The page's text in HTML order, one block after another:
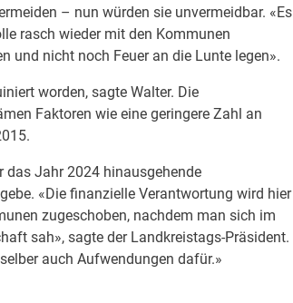
– nun würden sie unvermeidbar. «Es
rasch wieder mit den Kommunen
und nicht noch Feuer an die Lunte legen».
worden, sagte Walter. Die
Faktoren wie eine geringere Zahl an
das Jahr 2024 hinausgehende
«Die finanzielle Verantwortung wird hier
zugeschoben, nachdem man sich im
sah», sagte der Landkreistags-Präsident.
auch Aufwendungen dafür.»